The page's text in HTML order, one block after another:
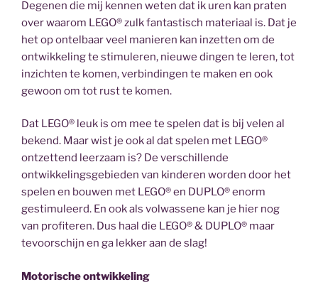
Degenen die mij kennen weten dat ik uren kan praten
over waarom LEGO® zulk fantastisch materiaal is. Dat je
het op ontelbaar veel manieren kan inzetten om de
ontwikkeling te stimuleren, nieuwe dingen te leren, tot
inzichten te komen, verbindingen te maken en ook
gewoon om tot rust te komen.
Dat LEGO® leuk is om mee te spelen dat is bij velen al
bekend. Maar wist je ook al dat spelen met LEGO®
ontzettend leerzaam is? De verschillende
ontwikkelingsgebieden van kinderen worden door het
spelen en bouwen met LEGO® en DUPLO® enorm
gestimuleerd. En ook als volwassene kan je hier nog
van profiteren. Dus haal die LEGO® & DUPLO® maar
tevoorschijn en ga lekker aan de slag!
Motorische ontwikkeling